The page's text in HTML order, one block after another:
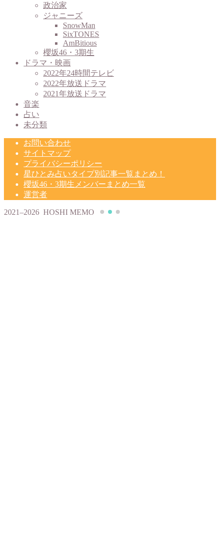
政治家
ジャニーズ
SnowMan
SixTONES
AmBitious
櫻坂46・3期生
ドラマ・映画
2022年24時間テレビ
2022年放送ドラマ
2021年放送ドラマ
音楽
占い
未分類
お問い合わせ
サイトマップ
プライバシーポリシー
星ひとみ占いタイプ別記事一覧まとめ！
櫻坂46・3期生メンバーまとめ一覧
運営者
2021–2026 HOSHI MEMO